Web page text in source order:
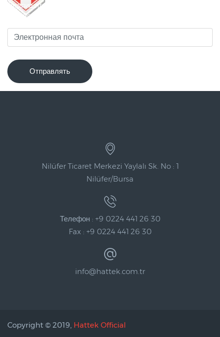
Подпишитесь на нашу рассылку, чтобы быть в курсе
новинок!
Отправлять
Nilüfer Ticaret Merkezi Yaylalı Sk. No : 1
Nilüfer/Bursa
Телефон : +9 0224 441 26 30
Fax : +9 0224 441 26 30
info@hattek.com.tr
Copyright © 2019, Hattek Official